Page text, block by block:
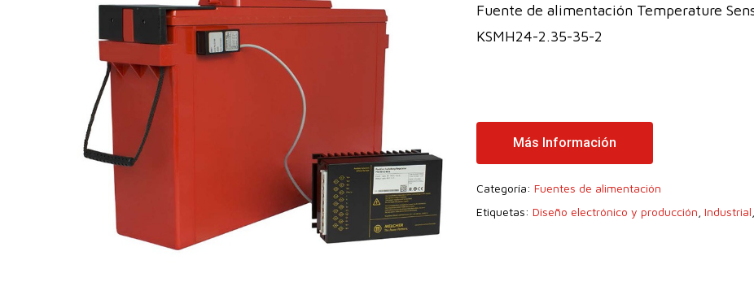
Fuente de alimentación Temperature
KSMH24-2.35-35-2
Más Información
Categoría: Fuentes de alimentación
Etiquetas: Diseño electrónico y producción Industrial